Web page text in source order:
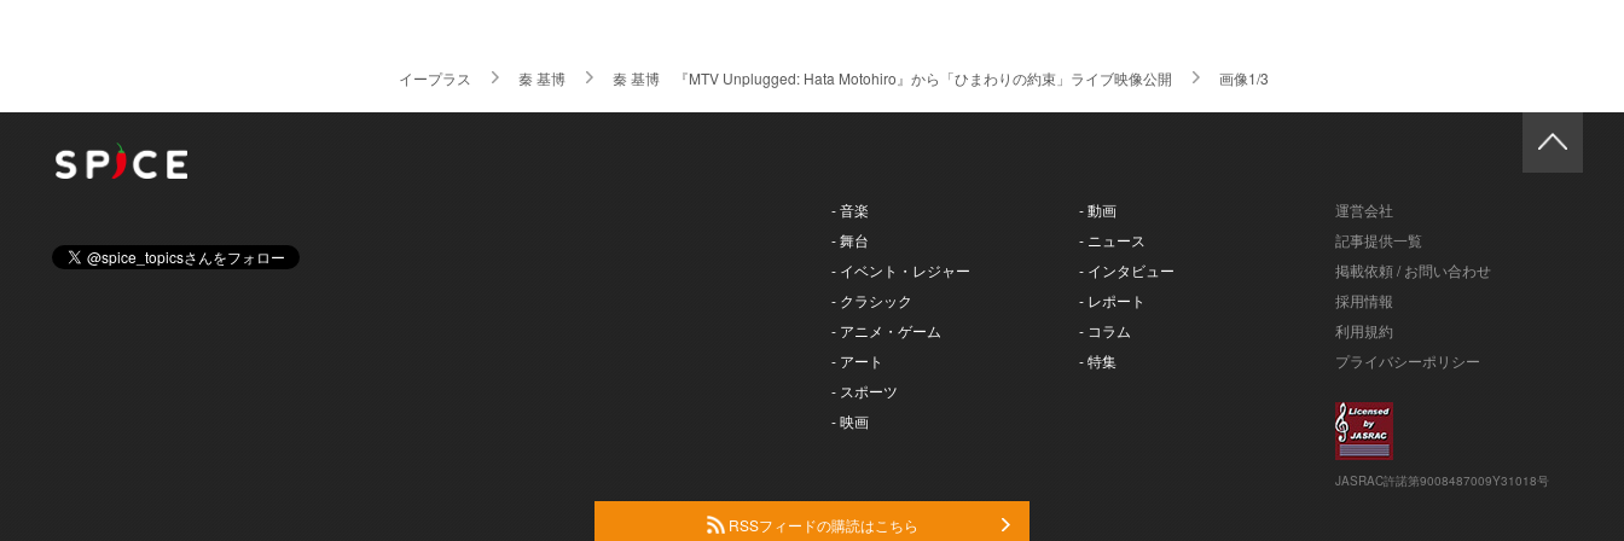
イープラス 秦 基博 秦 基博 『MTV Unplugged: Hata Motohiro』から「ひまわりの約束」ライブ映像公開 画像1/3
- 音楽
- 舞台
- イベント・レジャー
- クラシック
- アニメ・ゲーム
- アート
- スポーツ
- 映画
- 動画
- ニュース
- インタビュー
- レポート
- コラム
- 特集
運営会社
記事提供一覧
掲載依頼 / お問い合わせ
採用情報
利用規約
プライバシーポリシー
JASRAC許諾第9008487009Y31018号
RSSフィードの購読はこちら